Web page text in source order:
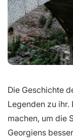
Die Geschichte
Legenden zu ihr.
machen, um die
Georgiens